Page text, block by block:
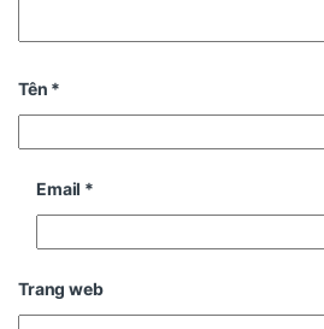
Tên *
Email *
Trang web